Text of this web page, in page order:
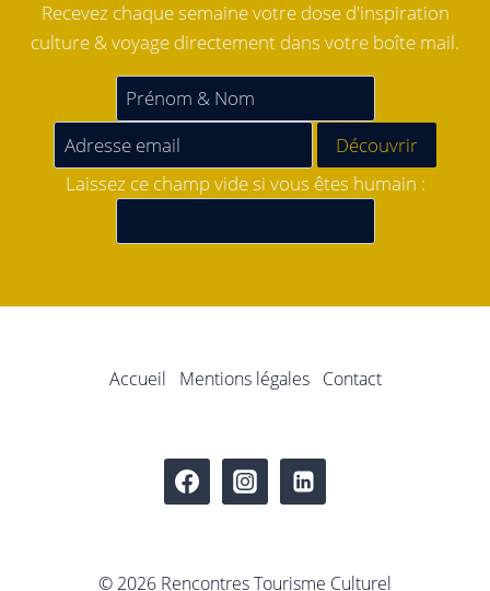
Recevez chaque semaine votre dose d'inspiration
culture & voyage directement dans votre boîte mail.
Laissez ce champ vide si vous êtes humain :
Accueil Mentions légales Contact
© 2026 Rencontres Tourisme Culturel